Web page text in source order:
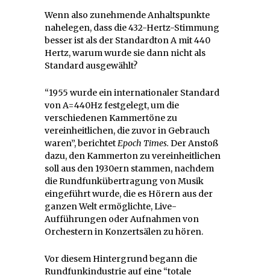
Wenn also zunehmende Anhaltspunkte
nahelegen, dass die 432-Hertz-Stimmung
besser ist als der Standardton A mit 440
Hertz, warum wurde sie dann nicht als
Standard ausgewählt?
“1955 wurde ein internationaler Standard
von A=440Hz festgelegt, um die
verschiedenen Kammertöne zu
vereinheitlichen, die zuvor in Gebrauch
waren”, berichtetEpoch Times. Der Anstoß
dazu, den Kammerton zu vereinheitlichen
soll aus den 1930ern stammen, nachdem
die Rundfunkübertragung von Musik
eingeführt wurde, die es Hörern aus der
ganzen Welt ermöglichte, Live-
Aufführungen oder Aufnahmen von
Orchestern in Konzertsälen zu hören.
Vor diesem Hintergrund begann die
Rundfunkindustrie auf eine “totale